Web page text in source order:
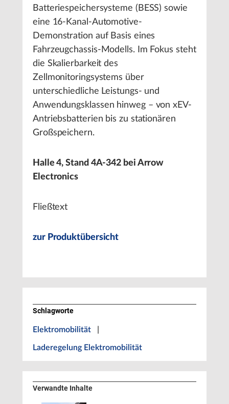
Batteriespeichersysteme (BESS) sowie
eine 16-Kanal-Automotive-
Demonstration auf Basis eines
Fahrzeugchassis-Modells. Im Fokus steht
die Skalierbarkeit des
Zellmonitoringsystems über
unterschiedliche Leistungs- und
Anwendungsklassen hinweg – von xEV-
Antriebsbatterien bis zu stationären
Großspeichern.
Halle 4, Stand 4A-342 bei Arrow
Electronics
Fließtext
zur Produktübersicht
Schlagworte
Elektromobilität
Laderegelung Elektromobilität
Verwandte Inhalte